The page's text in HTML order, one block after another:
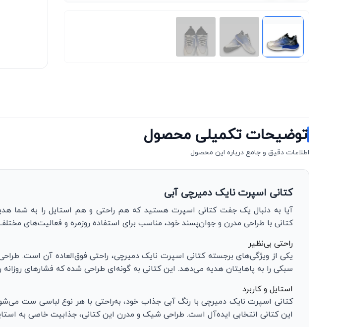
توضیحات تکمیلی محصول
اطلاعات دقیق و جامع درباره این محصول
کتانی اسپرت نایک دمیرچی آبی
آیا به دنبال یک جفت کتانی اسپرت هستید که هم راحتی و هم استایل را به شما
کتانی با طراحی مدرن و جوان‌پسند خود، مناسب برای استفاده روزمره و فعالیت‌های
راحتی بی‌نظیر
یکی از ویژگی‌های برجسته کتانی اسپرت نایک دمیرچی، راحتی فوق‌العاده آن است.
سبکی را به پاهایتان هدیه می‌دهد. این کتانی به گونه‌ای طراحی شده که فشارهای
استایل و کاربرد
کتانی اسپرت نایک دمیرچی با رنگ آبی جذاب خود، به‌راحتی با هر نوع لباسی ست
این کتانی انتخابی ایده‌آل است. طراحی شیک و مدرن این کتانی، جذابیت خاصی به